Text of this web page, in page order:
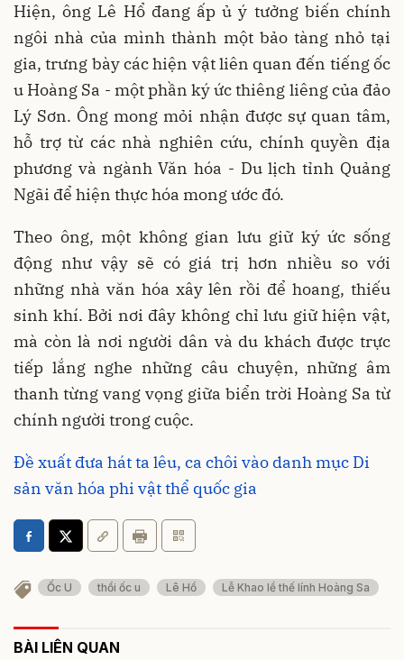
Hiện, ông Lê Hổ đang ấp ủ ý tưởng biến chính
ngôi nhà của mình thành một bảo tàng nhỏ tại
gia, trưng bày các hiện vật liên quan đến tiếng ốc
u Hoàng Sa - một phần ký ức thiêng liêng của đảo
Lý Sơn. Ông mong mỏi nhận được sự quan tâm,
hỗ trợ từ các nhà nghiên cứu, chính quyền địa
phương và ngành Văn hóa - Du lịch tỉnh Quảng
Ngãi để hiện thực hóa mong ước đó.
Theo ông, một không gian lưu giữ ký ức sống
động như vậy sẽ có giá trị hơn nhiều so với
những nhà văn hóa xây lên rồi để hoang, thiếu
sinh khí. Bởi nơi đây không chỉ lưu giữ hiện vật,
mà còn là nơi người dân và du khách được trực
tiếp lắng nghe những câu chuyện, những âm
thanh từng vang vọng giữa biển trời Hoàng Sa từ
chính người trong cuộc.
Đề xuất đưa hát ta lêu, ca chôi vào danh mục Di
sản văn hóa phi vật thể quốc gia
Ốc U thổi ốc u Lê Hổ Lễ Khao lề thế lính Hoàng Sa
BÀI LIÊN QUAN